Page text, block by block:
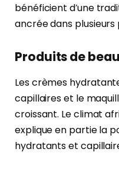
bénéficient d’une
ancrée dans plusieurs
Produits de
Les crèmes
capillaires et le
croissant. Le climat
explique en partie la
hydratants et